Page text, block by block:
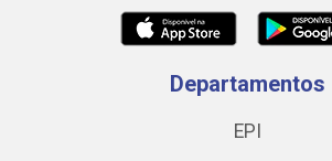
Departamentos
EPI